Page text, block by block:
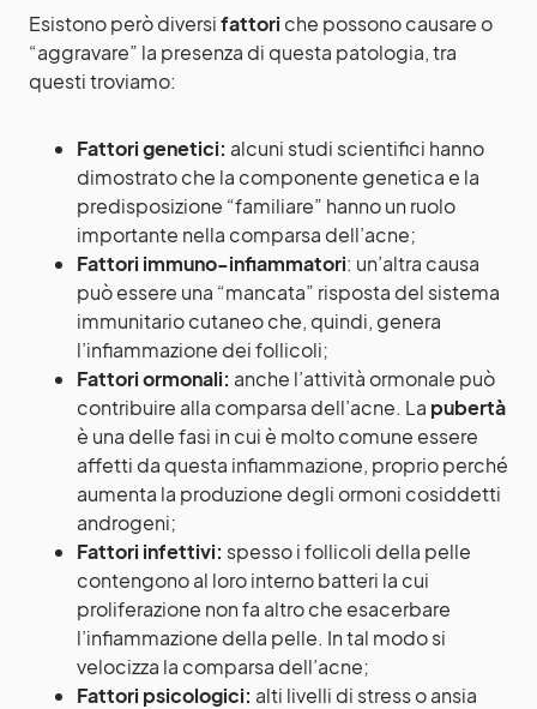
Esistono però diversifattori che possono causare o
“aggravare” la presenza di questa patologia, tra
questi troviamo:
Fattori genetici: alcuni studi scientifici hanno
dimostrato che la componente genetica e la
predisposizione “familiare” hanno un ruolo
importante nella comparsa dell’acne;
Fattori immuno-infiammatori: un’altra causa
può essere una “mancata” risposta del sistema
immunitario cutaneo che, quindi, genera
l’infiammazione dei follicoli;
Fattori ormonali: anche l’attività ormonale può
contribuire alla comparsa dell’acne. La pubertà
è una delle fasi in cui è molto comune essere
affetti da questa infiammazione, proprio perché
aumenta la produzione degli ormoni cosiddetti
androgeni;
Fattori infettivi: spesso i follicoli della pelle
contengono al loro interno batteri la cui
proliferazione non fa altro che esacerbare
l’infiammazione della pelle. In tal modo si
velocizza la comparsa dell’acne;
Fattori psicologici: alti livelli di stress o ansia